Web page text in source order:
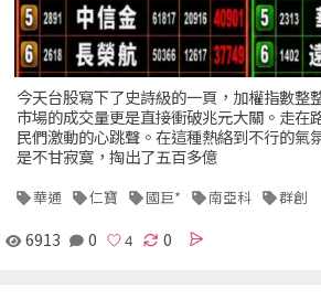
今天台股寫下了史詩級的一頁，加權指數整
市場的成交量更是直接衝破兆元大關。走在
民們激動的心跳聲。在這種熱絡到不行的氣
是不甘寂寞，掏出了五百多億
華通 仁寶 國巨* 南亞科 群創
6913 0 0